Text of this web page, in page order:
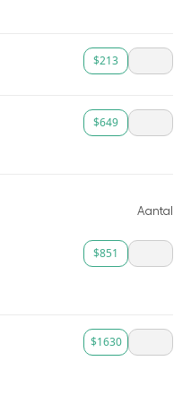
$213
$649
Aantal
$851
$1630